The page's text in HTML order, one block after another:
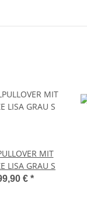
MIT
LISA GRAU S
€ *